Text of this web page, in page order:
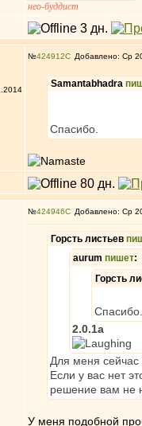
нео-буддист
№424912 Добавлено: Ср
Samantabhadra
Спасибо.
№424946 Добавлено: Ср
Горсть листьев
aurum пишет:
Горсть
2.0.1a
Для меня сейчас
Если у вас нет
решение вам не
У меня подобной